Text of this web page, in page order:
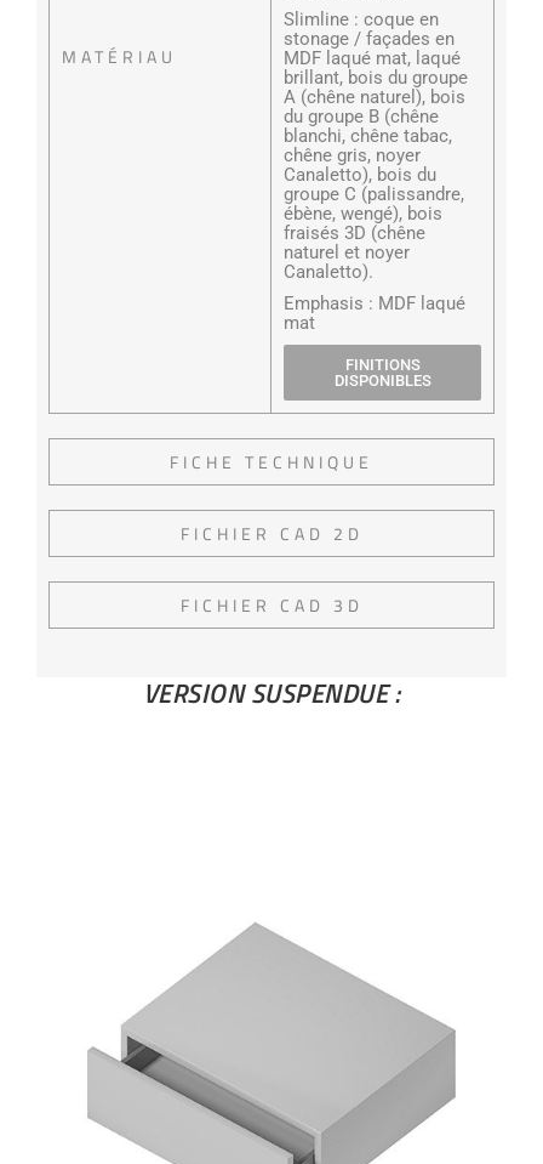
MATÉRIAU
Slimline : coque en
stonage / façades en
MDF laqué mat, laqué
brillant, bois du groupe
A (chêne naturel), bois
du groupe B (chêne
blanchi, chêne tabac,
chêne gris, noyer
Canaletto), bois du
groupe C (palissandre,
ébène, wengé), bois
fraisés 3D (chêne
naturel et noyer
Canaletto).
Emphasis : MDF laqué
mat
FINITIONS
DISPONIBLES
FICHE TECHNIQUE
FICHIER CAD 2D
FICHIER CAD 3D
VERSION SUSPENDUE :